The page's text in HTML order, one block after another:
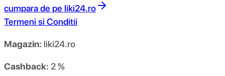
cumpara de pe liki24.ro
Termeni si Conditii
Magazin: liki24.ro
Cashback: 2 %